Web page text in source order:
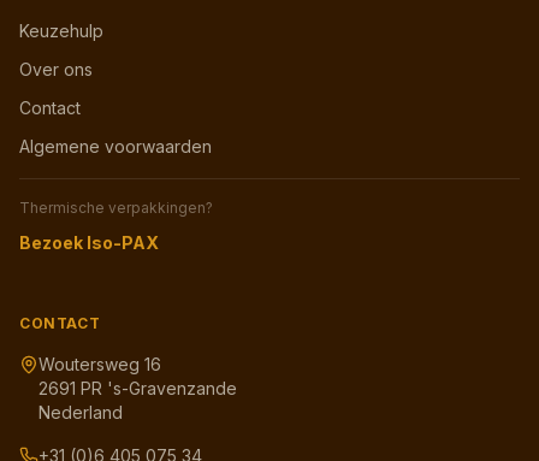
Keuzehulp
Over ons
Contact
Algemene voorwaarden
Thermische verpakkingen?
Bezoek Iso-PAX
CONTACT
Woutersweg 16
2691 PR 's-Gravenzande
Nederland
+31 (0)6 405 075 34